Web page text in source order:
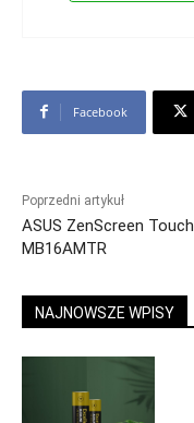
Facebook
Poprzedni artykuł
ASUS ZenScreen Touch
MB16AMTR
NAJNOWSZE WPISY